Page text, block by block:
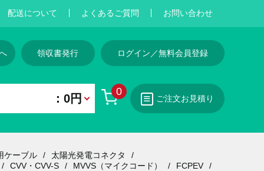
配送について よくあるご質問 お問い合わせ
領収書発行 ログイン／無料会員登録
0
：0円 ご注文お見積り
ケーブル
太陽光発電コネクタ
CVV・CVV-S MVVS（マイクコード）
FCPEV